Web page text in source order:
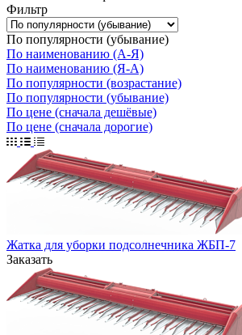
Фильтр
По популярности (убывание)
По наименованию (А-Я)
По наименованию (Я-А)
По популярности (возрастание)
По популярности (убывание)
По цене (сначала дешёвые)
По цене (сначала дорогие)
Жатка для уборки подсолнечника ЖБП-7
Заказать